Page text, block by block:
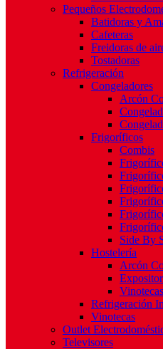
Pequeños
Batidoras y
Cafeteras
Freidoras de
Tostadoras
Refrigeración
Congeladores
Arcón
Frigoríficos
Combis
Side By
Hostelería
Arcón
Refrigeración
Vinotecas
Outlet
Televisores